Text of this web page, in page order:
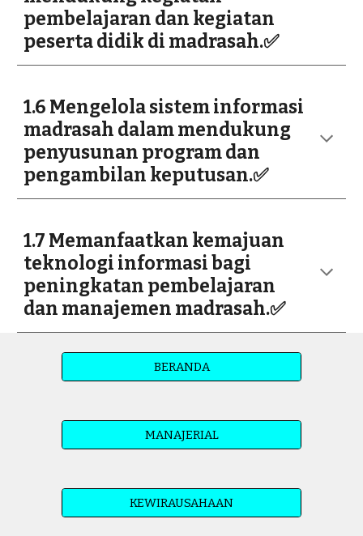
pembelajaran dan kegiatan
peserta didik di madrasah.✅
1.6 Mengelola sistem informasi
madrasah dalam mendukung
penyusunan program dan
pengambilan keputusan.✅
1.7 Memanfaatkan kemajuan
teknologi informasi bagi
peningkatan pembelajaran
dan manajemen madrasah.✅
BERANDA
MANAJERIAL
KEWIRAUSAHAAN